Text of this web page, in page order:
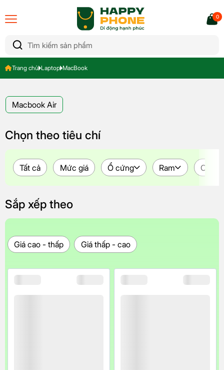
0
Trang chủ Laptop MacBook
Macbook Air
Chọn theo tiêu chí
Tất cả Mức giá Ổ cứng Ram CPU
Sắp xếp theo
Giá cao - thấp Giá thấp - cao